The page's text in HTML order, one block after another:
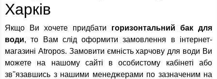
Харків
Якщо Ви хочете придбати горизонтальний бак для
води, то Вам слід оформити замовлення в інтернет-
магазині Atropos. Замовити ємність харчову для води Ви
можете на нашому сайті в особистому кабінеті або
зв''язавшись з нашими менеджерами по зазначеним на